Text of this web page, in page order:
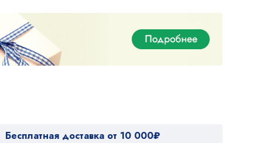
Бесплатная доставка от 10 000₽